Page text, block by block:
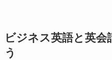
ビジネス英語と英
う